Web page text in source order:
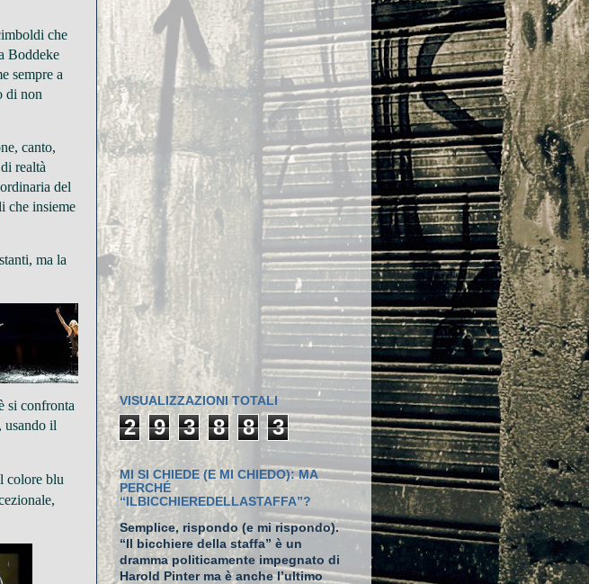
che
Boddeke
sempre a
di non
canto,
realtà
del
che insieme
ma la
si confronta
usando il
colore blu
VISUALIZZAZIONI TOTALI
2 9 3 8 8 3
MI SI CHIEDE (E MI CHIEDO): MA
PERCHÉ
“ILBICCHIEREDELLASTAFFA”?
Semplice, rispondo (e mi rispondo).
“Il bicchiere della staffa” è un
dramma politicamente impegnato di
Harold Pinter ma è anche l’ultimo